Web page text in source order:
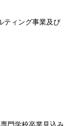
ティング事業及び